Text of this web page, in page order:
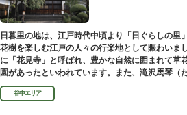
日暮里の地は、江戸時代中頃より「日ぐらしの里
花樹を楽しむ江戸の人々の行楽地として賑わいま
に「花見寺」と呼ばれ、豊かな自然に囲まれて草
園があったといわれています。また、滝沢馬琴（
があります。
谷中エリア